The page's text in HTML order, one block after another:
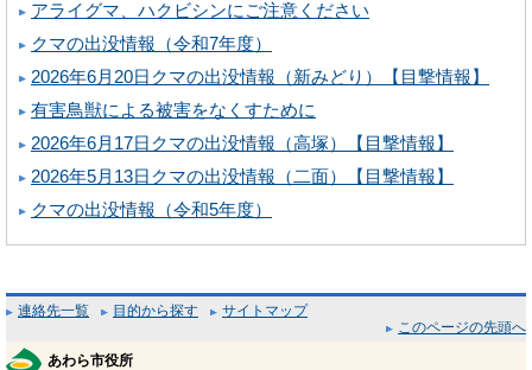
アライグマ、ハクビシンにご注意ください
クマの出没情報（令和7年度）
2026年6月20日クマの出没情報（新みどり）【目撃情報】
有害鳥獣による被害をなくすために
2026年6月17日クマの出没情報（高塚）【目撃情報】
2026年5月13日クマの出没情報（二面）【目撃情報】
クマの出没情報（令和5年度）
連絡先一覧 目的から探す
サイトマップ
このページの先頭へ
あわら市役所